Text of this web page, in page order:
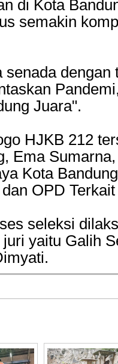
di Kota
semakin
senada dengan
Juara".
HJKB 212
Ema
Kota
OPD
seleksi
yaitu Galih